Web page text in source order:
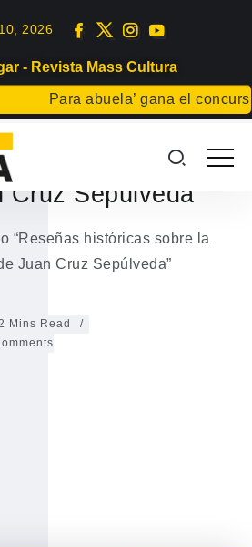
- Revista Mass Cultura
Para abuela’ gana el concurso
2026
del Libro “Reseñas
la policía local de
Sepúlveda”
“Reseñas históricas sobre la
Juan Cruz Sepúlveda”
Mins Read